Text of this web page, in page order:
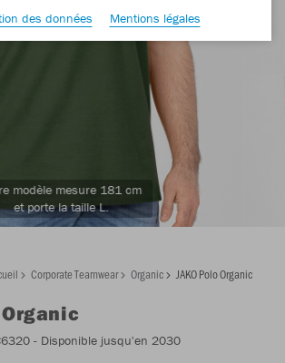
modèle mesure 181 cm
et porte la taille L.
Corporate Teamwear Organic JAKO Polo Organic
- Disponible jusqu'en 2030
des données
Mentions légales